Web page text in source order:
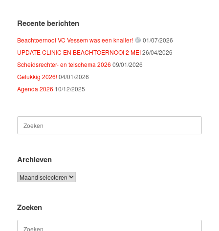
Recente berichten
Beachtoernooi VC Vessem was een knaller!
01/07/2026
UPDATE CLINIC EN BEACHTOERNOOI 2 MEI26/04/2026
Scheidsrechter- en telschema 2026 09/01/2026
Gelukkig 2026!04/01/2026
Agenda 2026 10/12/2025
naar:
Archieven
Archieven
Zoeken